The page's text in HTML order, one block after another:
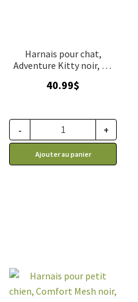
Harnais pour chat,
Adventure Kitty noir, RC
40.99$
- +
Ajouter au panier